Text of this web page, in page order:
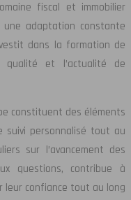
fiscal et immobilier
adaptation constante
dans la formation de
qualité et l’actualité de
constituent des éléments
suivi personnalisé tout au
sur l’avancement des
questions, contribue à
leur confiance tout au long